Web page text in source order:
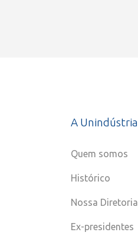
A Unindústria
Quem somos
Histórico
Nossa Diretoria
Ex-presidentes